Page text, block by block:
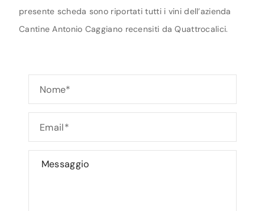
presente scheda sono riportati tutti i vini dell’azienda
Cantine Antonio Caggiano recensiti da Quattrocalici.